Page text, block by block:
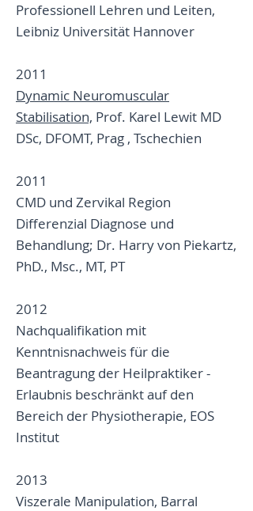
Professionell Lehren und Leiten,
Leibniz Universität Hannover
2011
Dynamic Neuromuscular
Stabilisation, Prof. Karel Lewit MD
DSc, DFOMT, Prag , Tschechien
2011
CMD und Zervikal Region
Differenzial Diagnose und
Behandlung; Dr. Harry von Piekartz,
PhD., Msc., MT, PT
2012
Nachqualifikation mit
Kenntnisnachweis für die
Beantragung der Heilpraktiker -
Erlaubnis beschränkt auf den
Bereich der Physiotherapie, EOS
Institut
2013
Viszerale Manipulation, Barral